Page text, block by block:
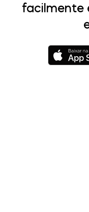
facilmente